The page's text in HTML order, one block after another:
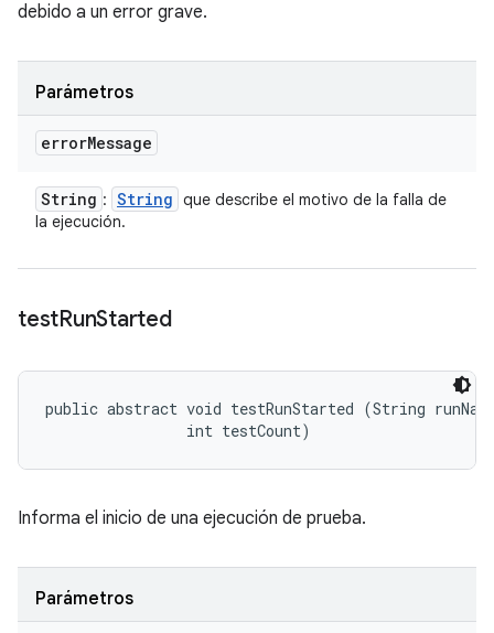
debido a un error grave.
Parámetros
errorMessage
String : String que describe el motivo de la falla de
la ejecución.
testRunStarted
public abstract void testRunStarted (String
                int testCount)
Informa el inicio de una ejecución de prueba.
Parámetros